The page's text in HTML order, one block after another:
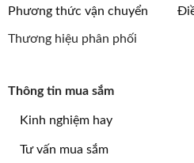
Phương thức vận chuyển
Thương hiệu phân phối
Thông tin mua sắm
Kinh nghiệm hay
Tư vấn mua sắm